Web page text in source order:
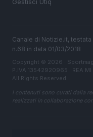
Gestisci Utiq
Canale di Notizie.it,
n.68 in data 01/03/2018
Copyright © 2026 ·
P.IVA 13542920965 · REA
All Rights Reserved
I contenuti sono curati dalla
realizzati in collaborazione